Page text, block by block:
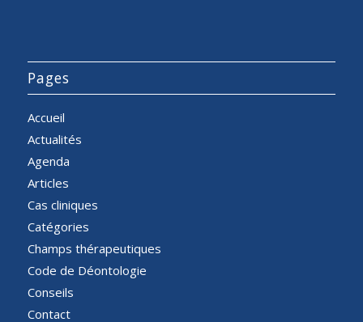
Pages
Accueil
Actualités
Agenda
Articles
Cas cliniques
Catégories
Champs thérapeutiques
Code de Déontologie
Conseils
Contact